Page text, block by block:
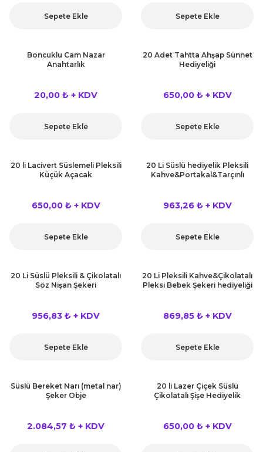
Veda Parti Malzemeleri
malzemeleri
Taş Baskı Ürünleri
Sepete Ekle Sepete Ekle
Boncuklu Cam Nazar
Anahtarlık
20,00 ₺ + KDV
Sepete Ekle
20 Adet Tahtta Ahşap Sünnet
Hediyeliği
650,00 ₺ + KDV
Sepete Ekle
20 li Lacivert Süslemeli Pleksili
Küçük Açacak
650,00 ₺ + KDV
Sepete Ekle
20 Li Süslü hediyelik Pleksili
Kahve&Portakal&Tarçınlı
963,26 ₺ + KDV
Sepete Ekle
20 Li Süslü Pleksili & Çikolatalı
Söz Nişan Şekeri
956,83 ₺ + KDV
Sepete Ekle
20 Li Pleksili Kahve&Çikolatalı
Pleksi Bebek Şekeri hediyeliği
869,85 ₺ + KDV
Sepete Ekle
Süslü Bereket Narı (metal nar)
Şeker Obje
2.084,57 ₺ + KDV
20 li Lazer Çiçek Süslü
Çikolatalı Şişe Hediyelik
650,00 ₺ + KDV